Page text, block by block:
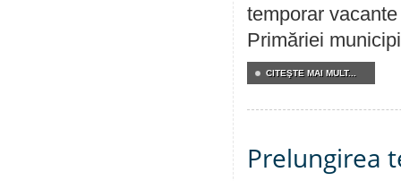
temporar
Primăriei
CITEŞTE MAI MULT...
Prelungirea